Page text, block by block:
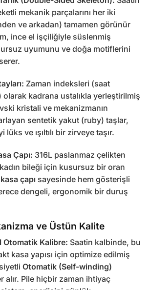
mekanik parçalarını her iki
ve arkadan) tamamen görünür
ince el işçiliğiyle süslenmiş
uyumunu ve doğa motiflerini
Zaman indeksleri (saat
kadrana ustalıkla yerleştirilmiş
kristali ve mekanizmanın
sentetik yakut (ruby) taşlar,
lüks ve ışıltılı bir zirveye taşır.
Çapı: 316L paslanmaz çelikten
bileği için kusursuz bir oran
çapı sayesinde hem gösterişli
dengeli, ergonomik bir duruş
ve Üstün Kalite
Otomatik Kalibre: Saatin kalbinde, bu
kasa yapısı için optimize edilmiş
Otomatik (Self-winding)
alır. Pile hiçbir zaman ihtiyaç